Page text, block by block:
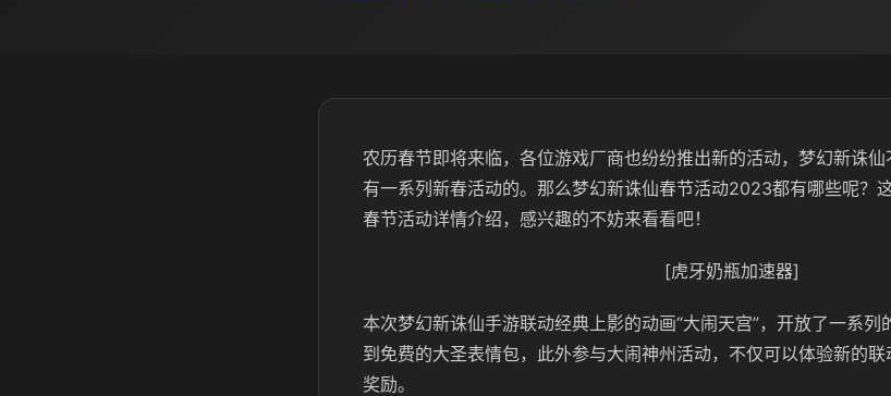
农历春节即将来临，各位游戏厂商也纷纷推出新的活动，梦幻新诛
有一系列新春活动的。那么梦幻新诛仙春节活动2023都有哪些呢？
春节活动详情介绍，感兴趣的不妨来看看吧！
[虎牙奶瓶加速器]
本次梦幻新诛仙手游联动经典上影的动画“大闹天宫”，开放了一系
到免费的大圣表情包，此外参与大闹神州活动，不仅可以体验新的
奖励。